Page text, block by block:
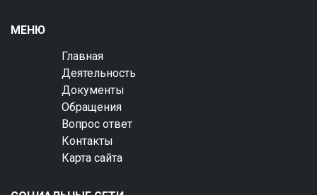
МЕНЮ
Главная
Деятельность
Документы
Обращения
Вопрос ответ
Контакты
Карта сайта